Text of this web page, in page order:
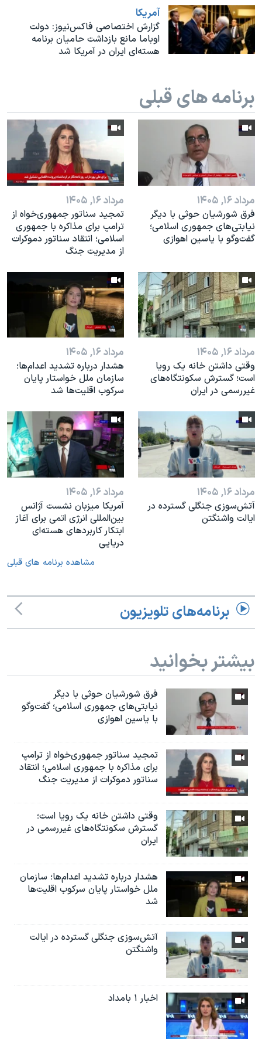
نرگس محمدی برنده جایزه نوبل صلح
همایش محافظه‌کاران آمریکا «سی‌پک»
سفر پرزیدنت ترامپ به چین
آمريکا
گزارش اختصاصی فاکس‌نیوز: دولت
اوباما مانع بازداشت حامیان برنامه
هسته‌ای ایران در آمریکا شد
برنامه های قبلی
مرداد ۱۶, ۱۴۰۵
فرق شورشیان حوثی با دیگر
نیابتی‌های جمهوری اسلامی؛
گفت‌وگو با یاسین اهوازی
مرداد ۱۶, ۱۴۰۵
تمجید سناتور جمهوری‌خواه از
ترامپ برای مذاکره با جمهوری
اسلامی؛ انتقاد سناتور دموکرات
از مدیریت جنگ
مرداد ۱۶, ۱۴۰۵
وقتی داشتن خانه یک رویا
است؛ گسترش سکونتگاه‌های
غیررسمی در ایران
مرداد ۱۶, ۱۴۰۵
هشدار درباره تشدید اعدام‌ها؛
سازمان ملل خواستار پایان
سرکوب اقلیت‌ها شد
مرداد ۱۶, ۱۴۰۵
آتش‌سوزی جنگلی گسترده در
ایالت واشنگتن
مرداد ۱۶, ۱۴۰۵
آمریکا میزبان نشست آژانس
بین‌المللی انرژی اتمی برای آغاز
ابتکار کاربردهای هسته‌ای
دریایی
مشاهده برنامه های قبلی
برنامه‌های تلویزیون
بیشتر بخوانید
فرق شورشیان حوثی با دیگر
نیابتی‌های جمهوری اسلامی؛ گفت‌وگو
با یاسین اهوازی
تمجید سناتور جمهوری‌خواه از ترامپ
برای مذاکره با جمهوری اسلامی؛ انتقاد
سناتور دموکرات از مدیریت جنگ
وقتی داشتن خانه یک رویا است؛
گسترش سکونتگاه‌های غیررسمی در
ایران
هشدار درباره تشدید اعدام‌ها؛ سازمان
ملل خواستار پایان سرکوب اقلیت‌ها
شد
آتش‌سوزی جنگلی گسترده در ایالت
واشنگتن
اخبار ۱ بامداد